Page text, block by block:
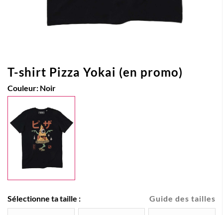
T-shirt Pizza Yokai (en promo)
Couleur: Noir
Guide des tailles
Sélectionne ta taille :